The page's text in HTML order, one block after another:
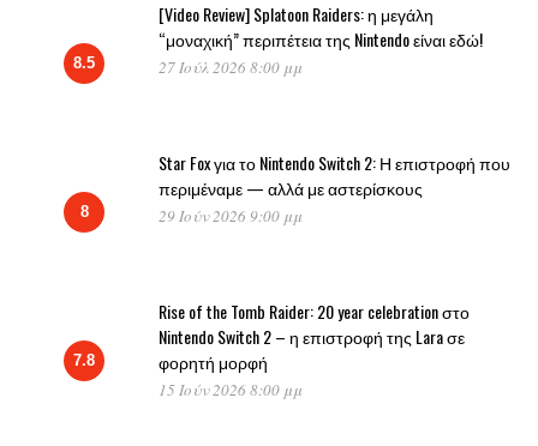
8.5
[Video Review] Splatoon Raiders: η μεγάλη
“μοναχική” περιπέτεια της Nintendo είναι εδώ!
27 Ιούλ 2026 8:00 μμ
8
Star Fox για το Nintendo Switch 2: Η επιστροφή που
περιμέναμε — αλλά με αστερίσκους
29 Ιούν 2026 9:00 μμ
7.8
Rise of the Tomb Raider: 20 year celebration στο
Nintendo Switch 2 – η επιστροφή της Lara σε
φορητή μορφή
15 Ιούν 2026 8:00 μμ